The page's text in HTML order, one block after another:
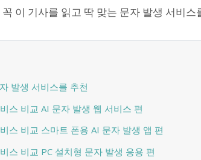
꼭 이 기사를 읽고 딱 맞는 문자 발생 서비스
발생 서비스를 추천
스 비교 AI 문자 발생 웹 서비스 편
스 비교 스마트 폰용 AI 문자 발생 앱 편
스 비교 PC 설치형 문자 발생 응용 편